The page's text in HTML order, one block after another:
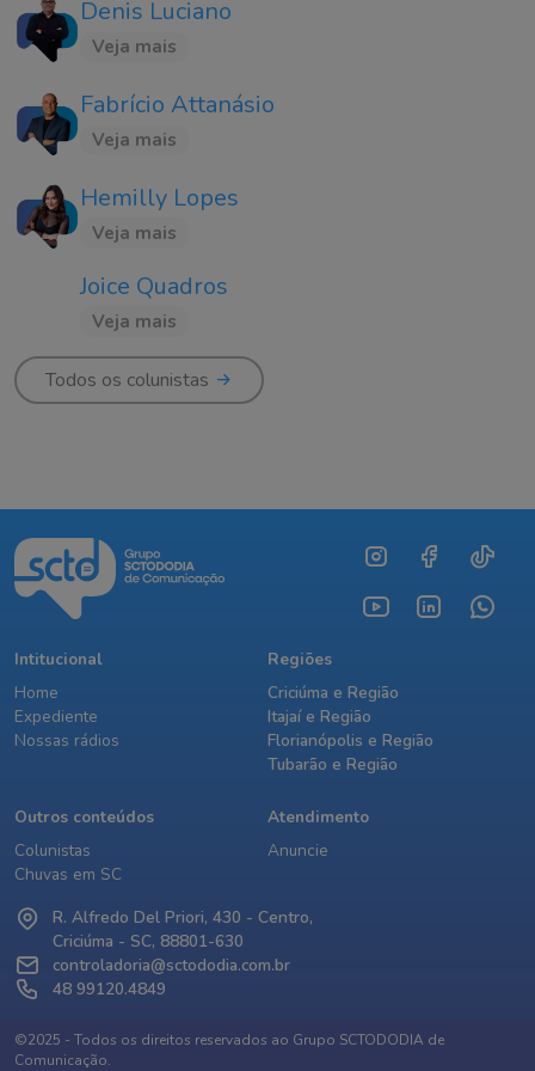
Denis Luciano
Veja mais
Fabrício Attanásio
Veja mais
Hemilly Lopes
Veja mais
Joice Quadros
Veja mais
Todos os colunistas
Intitucional
Home
Expediente
Nossas rádios
Regiões
Criciúma e Região
Itajaí e Região
Florianópolis e Região
Tubarão e Região
Outros conteúdos
Colunistas
Chuvas em SC
Atendimento
Anuncie
R. Alfredo Del Priori, 430 - Centro,
Criciúma - SC, 88801-630
controladoria@sctododia.com.br
48 99120.4849
©2025 - Todos os direitos reservados ao Grupo SCTODODIA de
Comunicação.